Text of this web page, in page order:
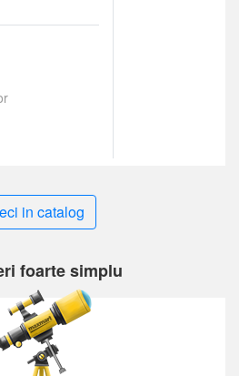
in catalog
foarte simplu